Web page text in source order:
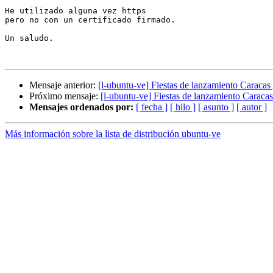
He utilizado alguna vez https
pero no con un certificado firmado.
Un saludo.
Mensaje anterior: [l-ubuntu-ve] Fiestas de lanzamiento
Próximo mensaje: [l-ubuntu-ve] Fiestas de lanzamiento
Mensajes ordenados por: [ fecha ] [ hilo ] [ asunto ] [ autor ]
Más información sobre la lista de distribución ubuntu-ve